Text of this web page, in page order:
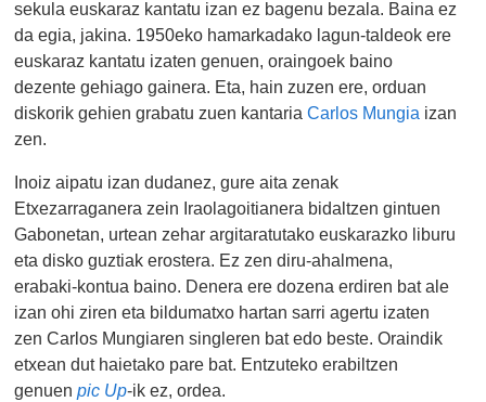
sekula euskaraz kantatu izan ez bagenu bezala. Baina ez
da egia, jakina. 1950eko hamarkadako lagun-taldeok ere
euskaraz kantatu izaten genuen, oraingoek baino
dezente gehiago gainera. Eta, hain zuzen ere, orduan
diskorik gehien grabatu zuen kantariaCarlos Mungia izan
zen.
Inoiz aipatu izan dudanez, gure aita zenak
Etxezarraganera zein Iraolagoitianera bidaltzen gintuen
Gabonetan, urtean zehar argitaratutako euskarazko liburu
eta disko guztiak erostera. Ez zen diru-ahalmena,
erabaki-kontua baino. Denera ere dozena erdiren bat ale
izan ohi ziren eta bildumatxo hartan sarri agertu izaten
zen Carlos Mungiaren singleren bat edo beste. Oraindik
etxean dut haietako pare bat. Entzuteko erabiltzen
genuenpic Up-ik ez, ordea.